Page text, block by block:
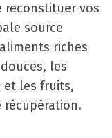
reconstituer vos
source
riches
les
et les fruits,